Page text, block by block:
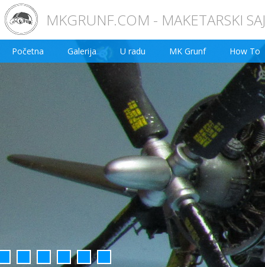
MKGRUNF.COM - MAKETARSKI
Početna Galerija U radu MK Grunf How To